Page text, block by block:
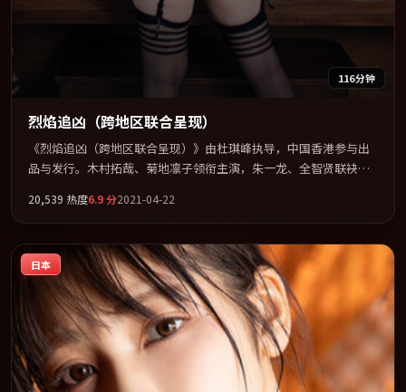
116分钟
烈焰追凶（跨地区联合呈现）
《烈焰追凶（跨地区联合呈现）》由杜琪峰执导，中国香港参与出
品与发行。木村拓哉、菊地凛子领衔主演，朱一龙、全智贤联袂出
类型为骨架，在叙事、表演与视听上力求统一。定于 2021-02-21 在
内地院线及主流平台同步亮相，2021 年度话题片中口碑稳健，适合
喜欢强情节与人物弧光的观众完整观看。
20,539 热度6.9分2021-04-22
日本